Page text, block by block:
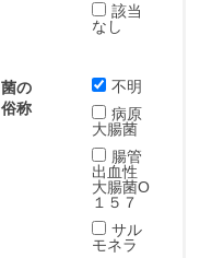
該当
なし
菌の
俗称
不明
病原
大腸菌
腸管
出血性
大腸菌O
１５７
サル
モネラ